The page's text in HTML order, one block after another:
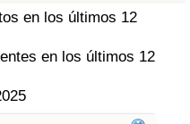
en los últimos 12
en los últimos 12